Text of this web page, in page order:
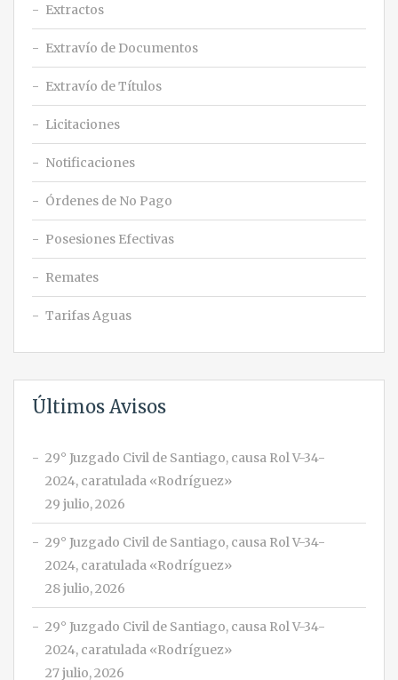
Extractos
Extravío de Documentos
Extravío de Títulos
Licitaciones
Notificaciones
Órdenes de No Pago
Posesiones Efectivas
Remates
Tarifas Aguas
Últimos Avisos
29° Juzgado Civil de Santiago, causa Rol V-34-
2024, caratulada «Rodríguez»
29 julio, 2026
29° Juzgado Civil de Santiago, causa Rol V-34-
2024, caratulada «Rodríguez»
28 julio, 2026
29° Juzgado Civil de Santiago, causa Rol V-34-
2024, caratulada «Rodríguez»
27 julio, 2026